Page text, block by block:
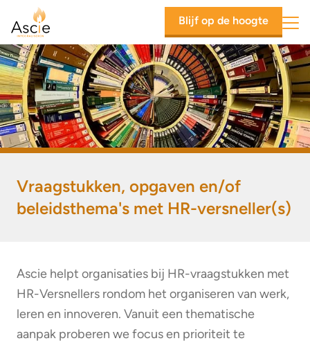
Ascie Blijf op de hoogte
Vraagstukken, opgaven en/of
beleidsthema's met HR-versneller(s)
Ascie helpt organisaties bij HR-vraagstukken met
HR-Versnellers rondom het organiseren van werk,
leren en innoveren. Vanuit een thematische
aanpak proberen we focus en prioriteit te